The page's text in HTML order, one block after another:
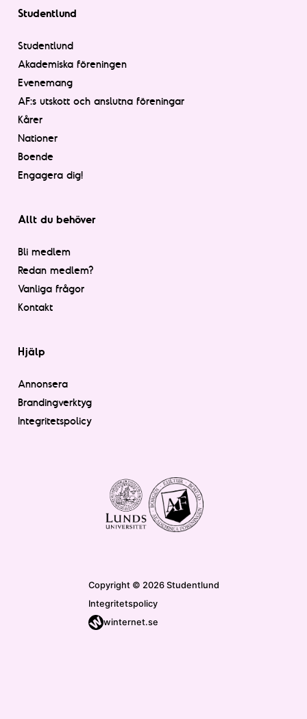
Studentlund
Studentlund
Akademiska föreningen
Evenemang
AF:s utskott och anslutna föreningar
Kårer
Nationer
Boende
Engagera dig!
Allt du behöver
Bli medlem
Redan medlem?
Vanliga frågor
Kontakt
Hjälp
Annonsera
Brandingverktyg
Integritetspolicy
Copyright © 2026 Studentlund
Integritetspolicy
winternet.se